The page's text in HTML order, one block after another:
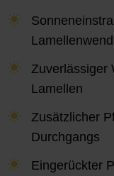
Zuverlässiger
Lamellen
Zusätzlicher
Durchgangs
Eingerückter